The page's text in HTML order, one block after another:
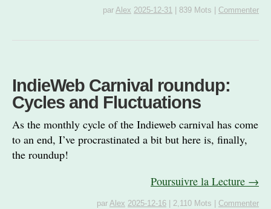
par Alex 2025-12-31 839 Mots Commenter
IndieWeb Carnival roundup:
Cycles and Fluctuations
As the monthly cycle of the Indieweb carnival has come
to an end, I’ve procrastinated a bit but here is, finally,
the roundup!
Poursuivre la Lecture →
par Alex 2025-12-16 2,110 Mots Commenter